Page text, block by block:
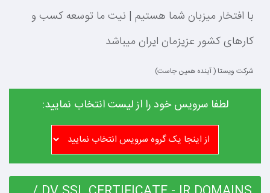
با افتخار میزبان شما هستیم | نیت ما توسعه کسب و
کارهای کشور عزیزمان ایران میباشد
شرکت ویستا ( آینده همین جاست)
لطفا سرویس خود را از لیست انتخاب نمایید: